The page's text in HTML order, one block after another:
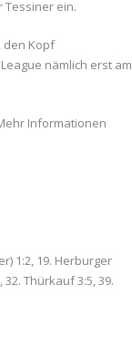
Tessiner ein.
den Kopf
nämlich erst am
Informationen
1:2, 19. Herburger
Thürkauf 3:5, 39.